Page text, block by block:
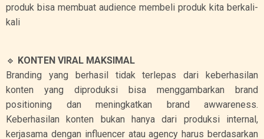
produk bisa membuat audience membeli produk kita berkali-
kali
🔹 KONTEN VIRAL MAKSIMAL
Branding yang berhasil tidak terlepas dari keberhasilan
konten yang diproduksi bisa menggambarkan brand
positioning dan meningkatkan brand awwareness.
Keberhasilan konten bukan hanya dari produksi internal,
kerjasama dengan influencer atau agency harus berdasarkan